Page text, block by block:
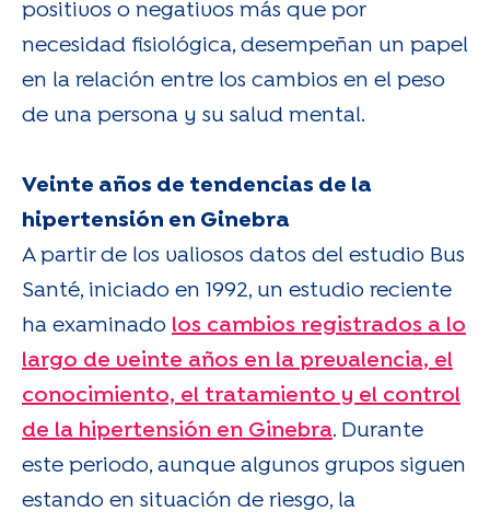
positivos o negativos más que por
necesidad fisiológica, desempeñan un papel
en la relación entre los cambios en el peso
de una persona y su salud mental.
Veinte años de tendencias de la
hipertensión en Ginebra
A partir de los valiosos datos del estudio Bus
Santé, iniciado en 1992, un estudio reciente
ha examinado los cambios registrados a lo
largo de veinte años en la prevalencia, el
conocimiento, el tratamiento y el control
de la hipertensión en Ginebra. Durante
este periodo, aunque algunos grupos siguen
estando en situación de riesgo, la